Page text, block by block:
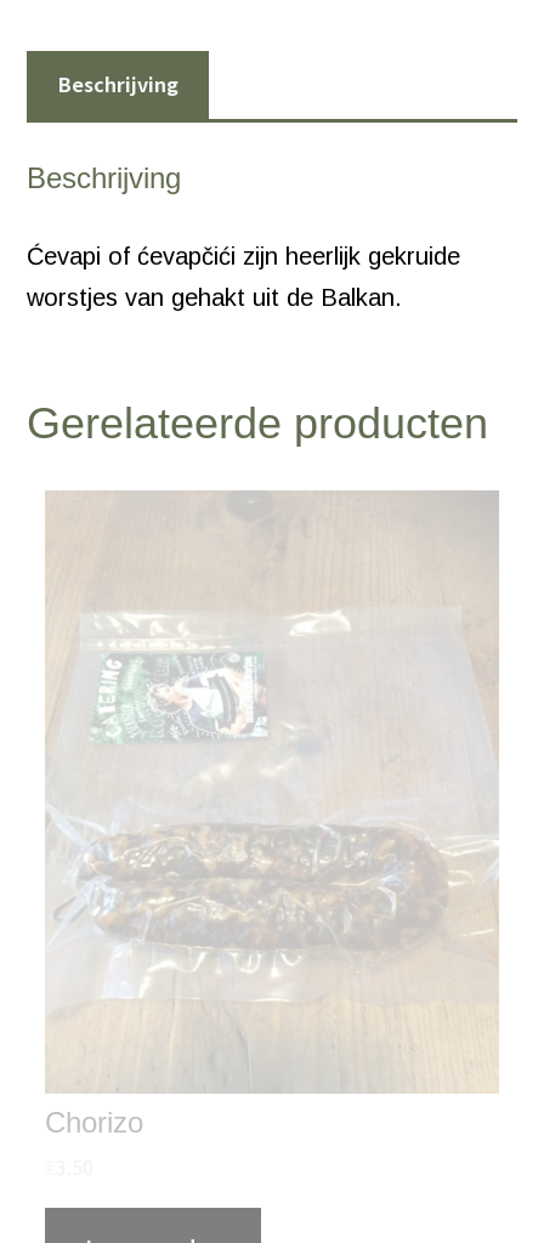
Beschrijving
Beschrijving
Ćevapi of ćevapčići zijn heerlijk gekruide
worstjes van gehakt uit de Balkan.
Gerelateerde producten
Chorizo